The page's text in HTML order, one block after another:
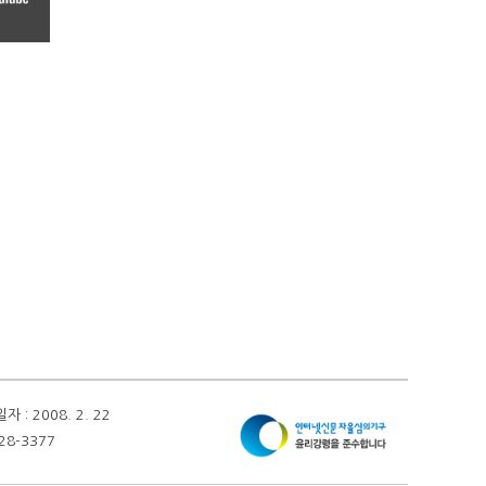
자 : 2008. 2. 22
3377